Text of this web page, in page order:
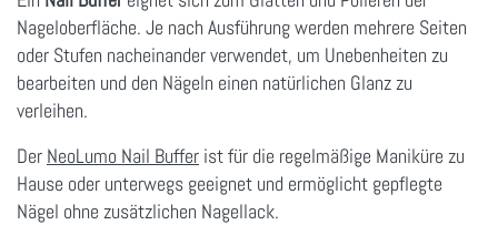
Nageloberfläche. Je nach Ausführung werden mehrere Seiten
oder Stufen nacheinander verwendet, um Unebenheiten zu
bearbeiten und den Nägeln einen natürlichen Glanz zu
verleihen.
Der NeoLumo Nail Buffer ist für die regelmäßige Maniküre zu
Hause oder unterwegs geeignet und ermöglicht gepflegte
Nägel ohne zusätzlichen Nagellack.